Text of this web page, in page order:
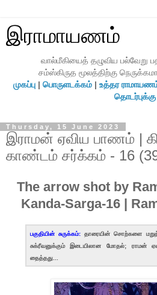
இராமாயணம்
வால்மீகியைத் தழுவிய பல்வேறு
சம்ஸ்கிருத மூலத்திற்கு
முகப்பு | பொருளடக்கம் | உத்தர
தொடர்புக்கு
Thursday, 15 June 2023
இராமன் ஏவிய பாணம் |
காண்டம் சர்க்கம் - 16
The arrow shot by
Kanda-Sarga-16 |
பகுதியின் சுருக்கம்: தாரையின் சொற்களை
சுக்ரீவனுக்கும் இடையிலான மோதல்; ராமன்
தைத்தது...